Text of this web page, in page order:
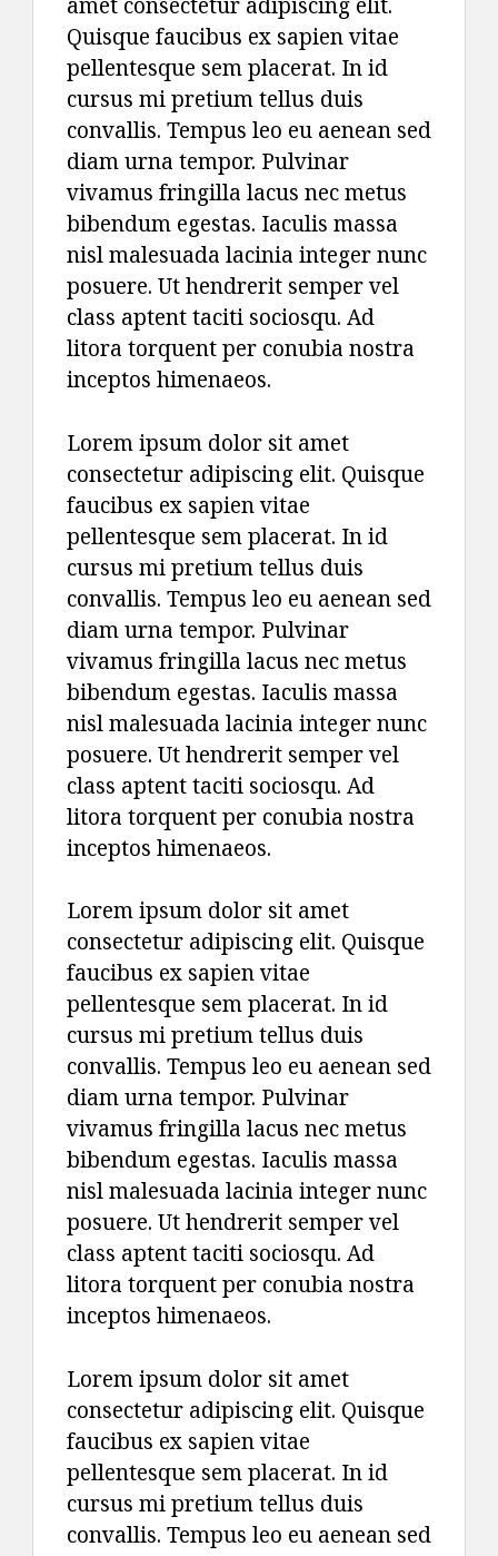
amet consectetur adipiscing elit.
Quisque faucibus ex sapien vitae
pellentesque sem placerat. In id
cursus mi pretium tellus duis
convallis. Tempus leo eu aenean sed
diam urna tempor. Pulvinar
vivamus fringilla lacus nec metus
bibendum egestas. Iaculis massa
nisl malesuada lacinia integer nunc
posuere. Ut hendrerit semper vel
class aptent taciti sociosqu. Ad
litora torquent per conubia nostra
inceptos himenaeos.
Lorem ipsum dolor sit amet
consectetur adipiscing elit. Quisque
faucibus ex sapien vitae
pellentesque sem placerat. In id
cursus mi pretium tellus duis
convallis. Tempus leo eu aenean sed
diam urna tempor. Pulvinar
vivamus fringilla lacus nec metus
bibendum egestas. Iaculis massa
nisl malesuada lacinia integer nunc
posuere. Ut hendrerit semper vel
class aptent taciti sociosqu. Ad
litora torquent per conubia nostra
inceptos himenaeos.
Lorem ipsum dolor sit amet
consectetur adipiscing elit. Quisque
faucibus ex sapien vitae
pellentesque sem placerat. In id
cursus mi pretium tellus duis
convallis. Tempus leo eu aenean sed
diam urna tempor. Pulvinar
vivamus fringilla lacus nec metus
bibendum egestas. Iaculis massa
nisl malesuada lacinia integer nunc
posuere. Ut hendrerit semper vel
class aptent taciti sociosqu. Ad
litora torquent per conubia nostra
inceptos himenaeos.
Lorem ipsum dolor sit amet
consectetur adipiscing elit. Quisque
faucibus ex sapien vitae
pellentesque sem placerat. In id
cursus mi pretium tellus duis
convallis. Tempus leo eu aenean sed